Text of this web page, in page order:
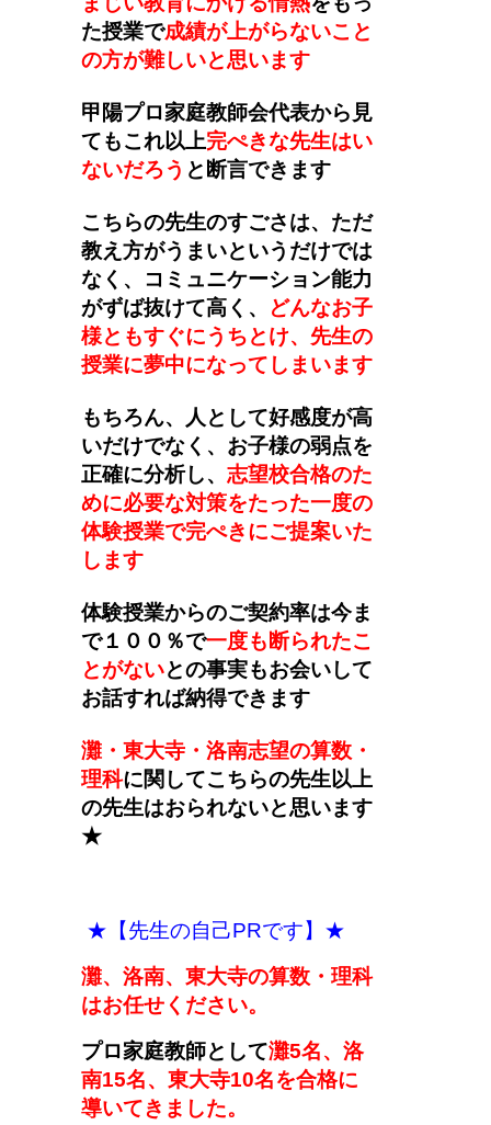
た授業で成績が上がらないこと
の方が難しいと思います
甲陽プロ家庭教師会代表から見
てもこれ以上完ぺきな先生はい
ないだろう と断言できます
こちらの先生のすごさは、ただ
教え方がうまいというだけでは
なく、コミュニケーション能力
がずば抜けて高く、
どんなお子
様ともすぐにうちとけ、先生の
授業に夢中になってしまいます
もちろん、人として好感度が高
いだけでなく、お子様の弱点を
正確に分析し、 志望校合格のた
めに必要な対策をたった一度の
体験授業で完ぺきにご提案いた
します
体験授業からのご契約率は今ま
で１００％で一度も断られたこ
とがないとの事実もお会いして
お話すれば納得できます
灘・東大寺・洛南志望の算数・
理科に関してこちらの先生以上
の先生はおられないと思います
★
★【先生の自己PRです】★
灘、洛南、東大寺の算数・理科
はお任せください。
プロ家庭教師として灘5名、洛
南15名、東大寺10名を合格に
導いてきました。